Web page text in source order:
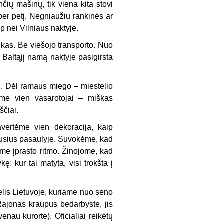
mašinų, tik viena kita stovi
petį. Negniaužiu rankinės ar
nei Vilniaus naktyje.
Be viešojo transporto. Nuo
namą naktyje pasigirsta
Dėl ramaus miego – miestelio
vien vasarotojai – miškas
vien dekoracija, kaip
pasaulyje. Suvokėme, kad
įprasto ritmo. Žinojome, kad
kur tai matyta, visi trokšta į
Lietuvoje, kuriame nuo seno
kraupus bedarbyste, jis
kurorte). Oficialiai reikėtų